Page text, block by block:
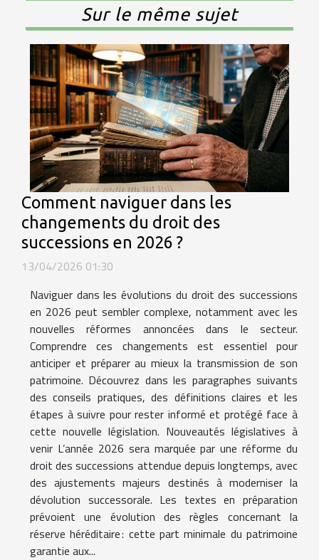
Sur le même sujet
Comment naviguer dans les
changements du droit des
successions en 2026 ?
13/04/2026 01:30
Naviguer dans les évolutions du droit des successions
en 2026 peut sembler complexe, notamment avec les
nouvelles réformes annoncées dans le secteur.
Comprendre ces changements est essentiel pour
anticiper et préparer au mieux la transmission de son
patrimoine. Découvrez dans les paragraphes suivants
des conseils pratiques, des définitions claires et les
étapes à suivre pour rester informé et protégé face à
cette nouvelle législation. Nouveautés législatives à
venir L’année 2026 sera marquée par une réforme du
droit des successions attendue depuis longtemps, avec
des ajustements majeurs destinés à moderniser la
dévolution successorale. Les textes en préparation
prévoient une évolution des règles concernant la
réserve héréditaire : cette part minimale du patrimoine
garantie aux...